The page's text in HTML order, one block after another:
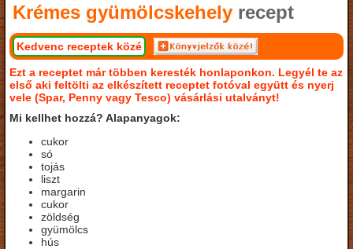
Krémes gyümölcskehely recept
Kedvenc receptek közé
Ezt a receptet már többen keresték honlaponkon. Legyél te az
első aki feltölti az elkészített receptet fotóval együtt és nyerj
vele (Spar, Penny vagy Tesco) vásárlási utalványt!
Mi kellhet hozzá? Alapanyagok:
cukor
só
tojás
liszt
margarin
cukor
zöldség
gyümölcs
hús